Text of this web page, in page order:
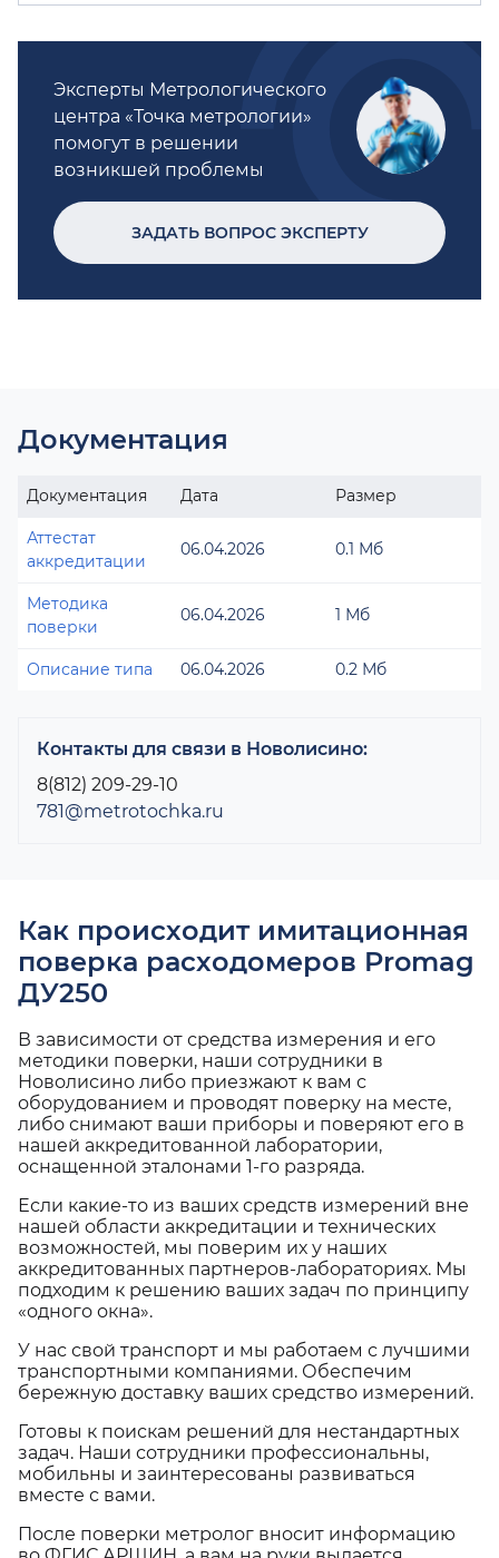
Эксперты Метрологического
центра «Точка метрологии»
помогут в решении
возникшей проблемы
ЗАДАТЬ ВОПРОС ЭКСПЕРТУ
Документация
Документация Дата Размер
Аттестат
аккредитации
06.04.2026 0.1 Мб
Методика
поверки
06.04.2026 1 Мб
Описание типа 06.04.2026 0.2 Мб
Контакты для связи в Новолисино:
8(812) 209-29-10
781@metrotochka.ru
Как происходит имитационная
поверка расходомеров Promag
ДУ250
В зависимости от средства измерения и его
методики поверки, наши сотрудники в
Новолисино либо приезжают к вам с
оборудованием и проводят поверку на месте,
либо снимают ваши приборы и поверяют его в
нашей аккредитованной лаборатории,
оснащенной эталонами 1-го разряда.
Если какие-то из ваших средств измерений вне
нашей области аккредитации и технических
возможностей, мы поверим их у наших
аккредитованных партнеров-лабораториях. Мы
подходим к решению ваших задач по принципу
«одного окна».
У нас свой транспорт и мы работаем с лучшими
транспортными компаниями. Обеспечим
бережную доставку ваших средство измерений.
Готовы к поискам решений для нестандартных
задач. Наши сотрудники профессиональны,
мобильны и заинтересованы развиваться
вместе с вами.
После поверки метролог вносит информацию